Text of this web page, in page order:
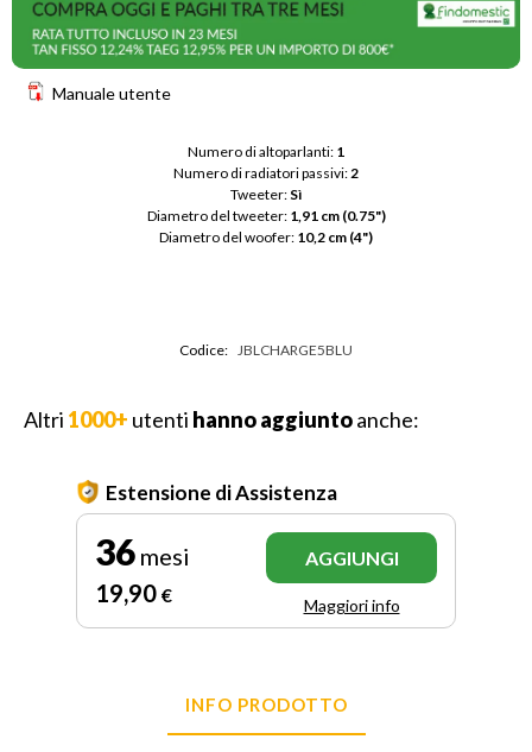
Manuale utente
Numero di altoparlanti: 1
Numero di radiatori passivi: 2
Tweeter: Sì
Diametro del tweeter: 1,91 cm (0.75")
Diametro del woofer: 10,2 cm (4")
Codice: JBLCHARGE5BLU
Altri 1000+ utenti hanno aggiuntoanche:
Estensione di Assistenza
36 mesi
19,90 €
AGGIUNGI
Maggiori info
INFO PRODOTTO